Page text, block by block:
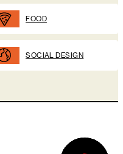
FOOD
SOCIAL DESIGN